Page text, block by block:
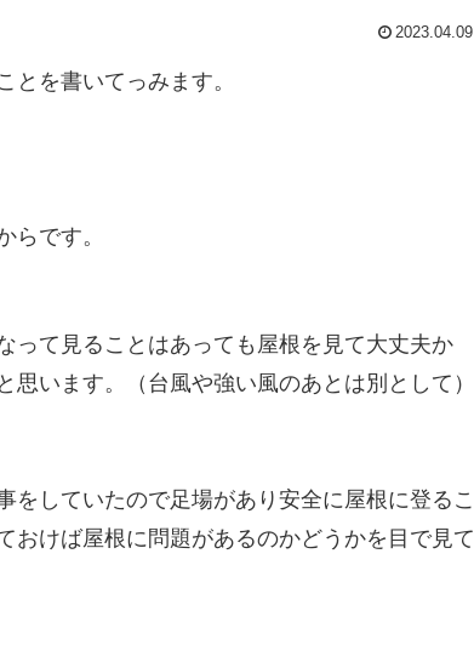
2023.04.09
を書いてっみます。
らです。
って見ることはあっても屋根を見て大丈夫か
います。（台風や強い風のあとは別として）
をしていたので足場があり安全に屋根に登るこ
おけば屋根に問題があるのかどうかを目で見て